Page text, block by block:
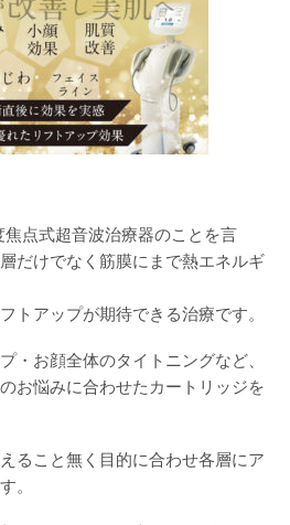
点式超音波治療器のことを言
だけでなく筋膜にまで熱エネルギ
トアップが期待できる治療です。
・お顔全体のタイトニングなど、
お悩みに合わせたカートリッジを
ること無く目的に合わせ各層にア
。